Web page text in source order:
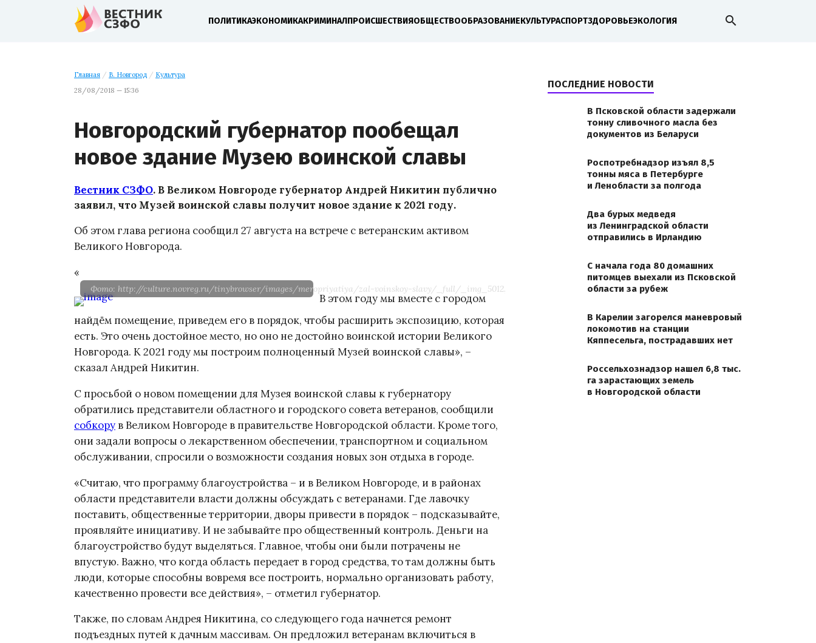
ПОЛИТИКАЭКОНОМИКАКРИМИНАЛПРОИСШЕСТВИЯОБЩЕСТВООБРАЗОВАНИЕКУЛЬТУРАСПОРТЗДОРОВЬЕЭКОЛОГИЯ search
Главная / В. Новгород / Культура
28/08/2018 — 15:36
Новгородский губернатор пообещал
новое здание Музею воинской славы
Вестник СЗФО. В Великом Новгороде губернатор Андрей Никитин публично
заявил, что Музей воинской славы получит новое здание к 2021 году.
Об этом глава региона сообщил 27 августа на встрече с ветеранским активом
Великого Новгорода.
«
Фото: http://culture.novreg.ru/tinybrowser/images/meropriyatiya/zal-voinskoy-slavy/_full/_img_5012.jpg
В этом году мы вместе с городом
найдём помещение, приведем его в порядок, чтобы расширить экспозицию, которая
есть. Это очень достойное место, но оно не достойно воинской истории Великого
Новгорода. К 2021 году мы построим полноценный Музей воинской славы», –
сказал Андрей Никитин.
С просьбой о новом помещении для Музея воинской славы к губернатору
обратились представители областного и городского совета ветеранов, сообщили
собкору в Великом Новгороде в правительстве Новгородской области. Кроме того,
они задали вопросы о лекарственном обеспечении, транспортном и социальном
обслуживании, спросили о возможности создания новых зон отдыха в городе.
«Считаю, что программу благоустройства – и в Великом Новгороде, и в районах
области представители власти должны обсуждать с ветеранами. Где лавочку
поставить, общественные территории, дворы привести в порядок – подсказывайте,
проявляйте инициативу. И не забывайте про общественный контроль. Деньги на
благоустройство будут выделяться. Главное, чтобы они были потрачены не
впустую. Важно, что когда область передает в город средства, то там должны быть
люди, которые способны вовремя все построить, нормально организовать работу,
качественно провести все действия», – отметил губернатор.
Также, по словам Андрея Никитина, со следующего года начнется ремонт
подъездных путей к дачным массивам. Он предложил ветеранам включиться в
ПОСЛЕДНИЕ НОВОСТИ
В Псковской области задержали
тонну сливочного масла без
документов из Беларуси
Роспотребнадзор изъял 8,5
тонны мяса в Петербурге
и Ленобласти за полгода
Два бурых медведя
из Ленинградской области
отправились в Ирландию
С начала года 80 домашних
питомцев выехали из Псковской
области за рубеж
В Карелии загорелся маневровый
локомотив на станции
Кяппесельга, пострадавших нет
Россельхознадзор нашел 6,8 тыс.
га зарастающих земель
в Новгородской области